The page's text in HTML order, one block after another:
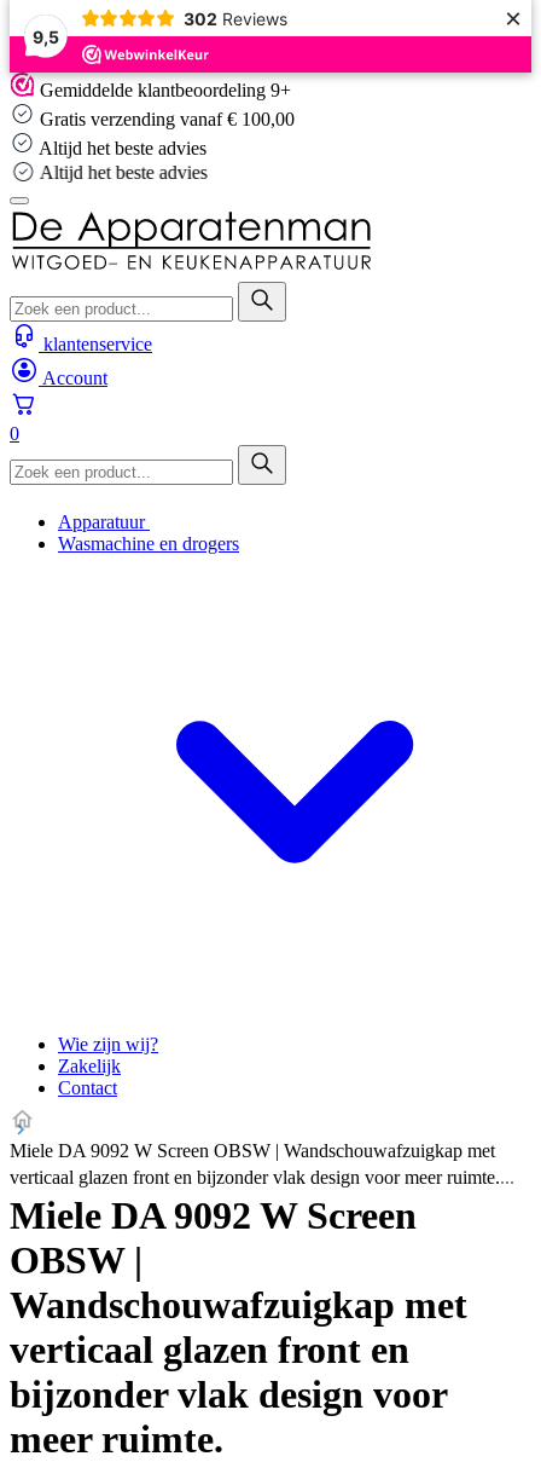
9,5
302 Reviews ×
Skip
to
content
Gemiddelde klantbeoordeling 9+
Gratis verzending vanaf € 100,00
Altijd het beste advies
Altijd het beste advies
klantenservice
Account
0
Apparatuur
Wasmachine en drogers
Wie zijn wij?
Zakelijk
Contact
Miele DA 9092 W Screen OBSW | Wandschouwafzuigkap met
verticaal glazen front en bijzonder vlak design voor meer ruimte.
Miele DA 9092 W Screen
OBSW |
Wandschouwafzuigkap met
verticaal glazen front en
bijzonder vlak design voor
meer ruimte.